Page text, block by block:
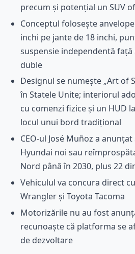
precum și potențial un SUV
Conceptul folosește
inchi pe jante de 18 inchi,
suspensie independentă
duble
Designul se numește „Art of
în Statele Unite; interiorul
cu comenzi fizice și un HUD
locul unui bord tradițional
CEO-ul José Muñoz a
Hyundai noi sau
Nord până în 2030, plus 22
Vehiculul va concura direct
Wrangler și Toyota Tacoma
Motorizările nu au fost
recunoaște că platforma se
de dezvoltare